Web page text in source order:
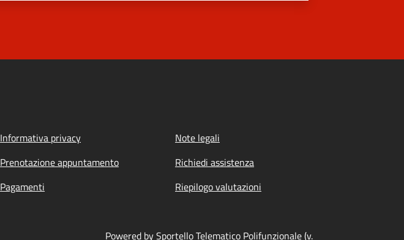
Informativa privacy
Note legali
Prenotazione appuntamento
Richiedi assistenza
Pagamenti
Riepilogo valutazioni
Powered by Sportello Telematico Polifunzionale (v.